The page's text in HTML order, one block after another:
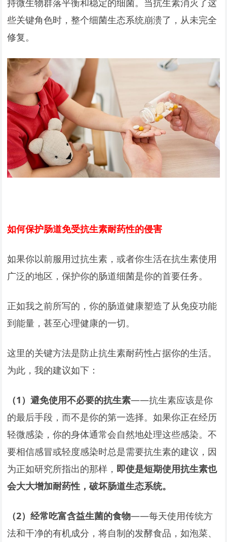
持微生物群落平衡和稳定的细菌。当抗生素消灭了这
些关键角色时，整个细菌生态系统崩溃了，从未完全
修复。
如何保护肠道免受抗生素耐药性的侵害
如果你以前服用过抗生素，或者你生活在抗生素使用
广泛的地区，保护你的肠道细菌是你的首要任务。
正如我之前所写的，你的肠道健康塑造了从免疫功能
到能量，甚至心理健康的一切。
这里的关键方法是防止抗生素耐药性占据你的生活。
为此，我的建议如下：
（1）避免使用不必要的抗生素——抗生素应该是你
的最后手段，而不是你的第一选择。如果你正在经历
轻微感染，你的身体通常会自然地处理这些感染。不
要相信感冒或轻度感染时总是需要抗生素的建议，因
为正如研究所指出的那样， 即使是短期使用抗生素也
会大大增加耐药性，破坏肠道生态系统。
（2）经常吃富含益生菌的食物——每天使用传统方
法和干净的有机成分，将自制的发酵食品，如泡菜、